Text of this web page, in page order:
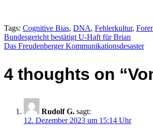
Tags: Cognitive Bias, DNA, Fehlerkultur,
Beitragsnavigation
Bundesgericht bestätigt U-Haft für Brian
Das Freudenberger Kommunikationsdesaster
4 thoughts on “
Rudolf G. sagt:
12. Dezember 2023 um 15:14 Uhr